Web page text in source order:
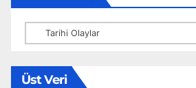
Kategoriler
Üst Veri